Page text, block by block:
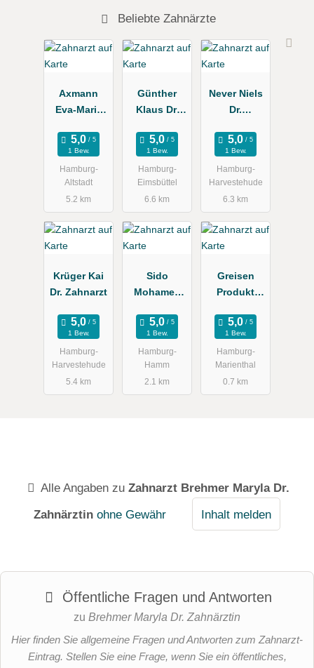
Beliebte Zahnärzte
Axmann
Eva-Maria
Zahnärztin
1 Bew.
Hamburg-
Altstadt
5.2 km
Günther
Klaus Dr.
xis
1 Bew.
Hamburg-
Eimsbüttel
6.6 km
Never Niels
Dr.
xis
1 Bew.
Hamburg-
Harvestehude
6.3 km
Krüger Kai
Dr. Zahnarzt
1 Bew.
Hamburg-
Harvestehude
5.4 km
Sido
Mohamed
1 Bew.
Hamburg-
Hamm
2.1 km
Greisen
Produkt
1 Bew.
Hamburg-
Marienthal
0.7 km
Alle Angaben zu Zahnarzt Brehmer Maryla Dr.
Zahnärztin ohne Gewähr Inhalt melden
Öffentliche Fragen und Antworten
zu Brehmer Maryla Dr. Zahnärztin
Hier finden Sie allgemeine Fragen und Antworten zum Zahnarzt-
Eintrag. Stellen Sie eine Frage, wenn Sie ein öffentliches,